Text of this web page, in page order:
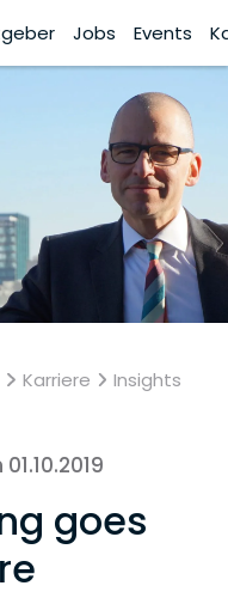
Jobs Events
Karriere Insights
goes